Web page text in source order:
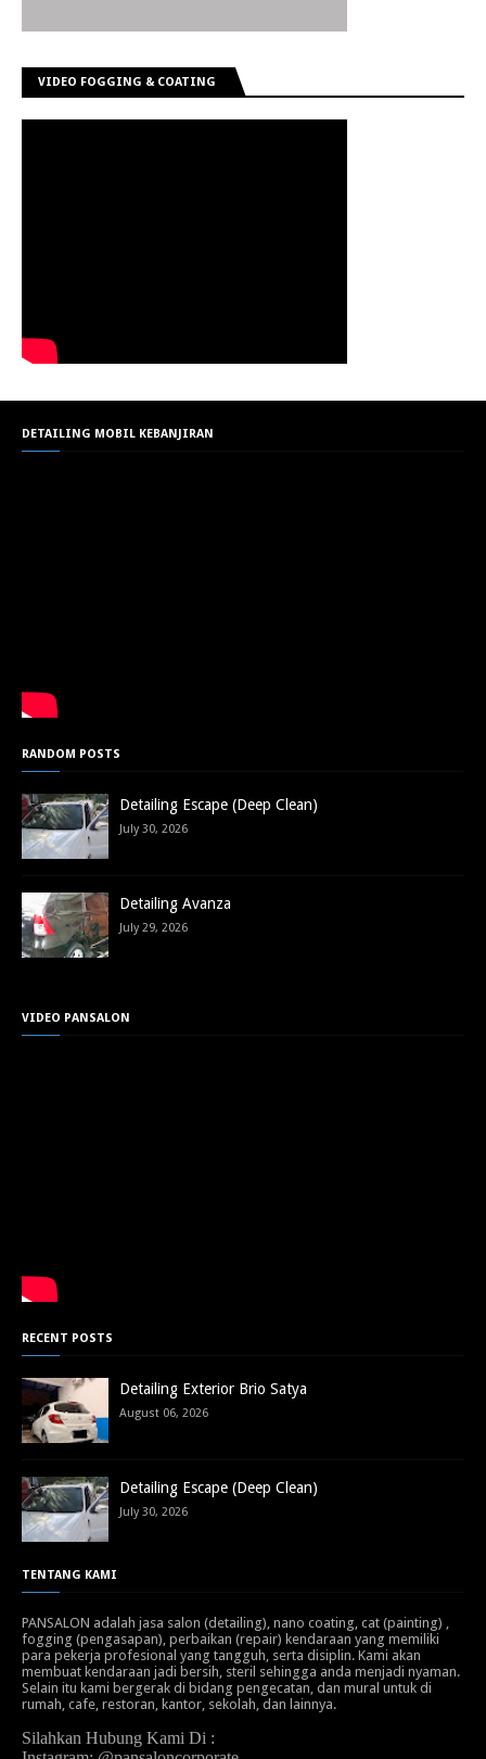
VIDEO FOGGING & COATING
DETAILING MOBIL KEBANJIRAN
RANDOM POSTS
Detailing Escape (Deep Clean)
July 30, 2026
Detailing Avanza
July 29, 2026
VIDEO PANSALON
RECENT POSTS
Detailing Exterior Brio Satya
August 06, 2026
Detailing Escape (Deep Clean)
July 30, 2026
TENTANG KAMI
PANSALON adalah jasa salon (detailing), nano coating, cat (painting) ,
fogging (pengasapan), perbaikan (repair) kendaraan yang memiliki
para pekerja profesional yang tangguh, serta disiplin. Kami akan
membuat kendaraan jadi bersih, steril sehingga anda menjadi nyaman.
Selain itu kami bergerak di bidang pengecatan, dan mural untuk di
rumah, cafe, restoran, kantor, sekolah, dan lainnya.
Silahkan Hubung Kami Di :